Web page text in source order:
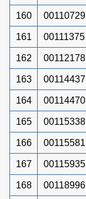
160 00110729
161 00111375
162 00112178
163 00114437
164 00114470
165 00115338
166 00115581
167 00115935
168 00118996